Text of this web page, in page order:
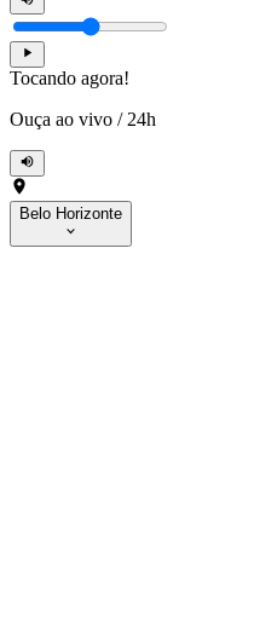
Tocando agora!
Ouça ao vivo / 24h
Belo Horizonte